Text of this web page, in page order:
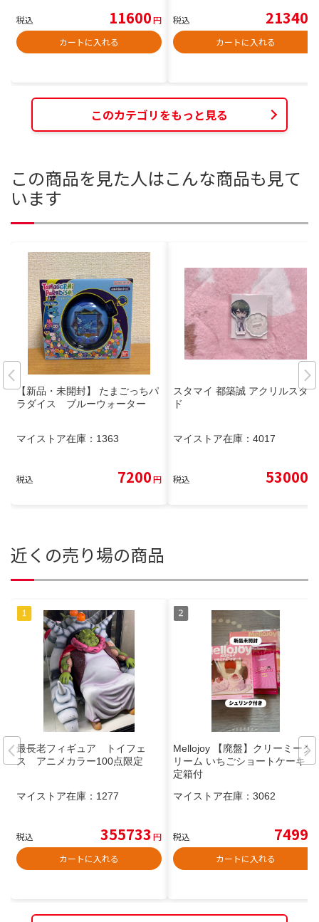
税込 11600円
カートに入れる
税込 21340
カートに入れる
このカテゴリをもっと見る
この商品を見た人はこんな商品も見て
います
【新品・未開封】 たまごっちパ
ラダイス ブルーウォーター
マイストア在庫： 1363
税込 7200円
スタマイ 都築誠 アクリルスタン
ド
マイストア在庫： 4017
税込 53000
近くの売り場の商品
最長老フィギュア トイフェ
ス アニメカラー100点限定
マイストア在庫： 1277
税込 355733 円
カートに入れる
Mellojoy 【廃盤】クリーミーク
リーム いちごショートケーキ 限
定箱付
マイストア在庫： 3062
税込 7499
カートに入れる